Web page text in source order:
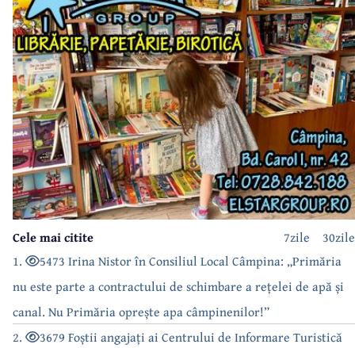
30zile
7zile
Cele mai citite
1.
5473 Irina Nistor în Consiliul Local Câmpina: „Primăria
nu este parte a contractului de schimbare a rețelei de apă și
canal. Nu Primăria oprește apa câmpinenilor!”
2.
3679 Foștii angajați ai Centrului de Informare Turistică